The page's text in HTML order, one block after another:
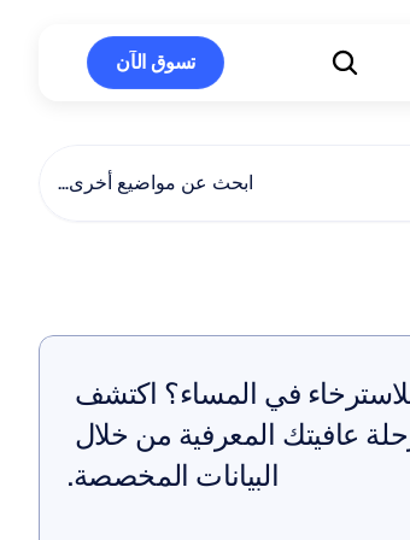
تسوق الآن
ابحث عن مواضيع أخرى…
البيانات المخصصة.